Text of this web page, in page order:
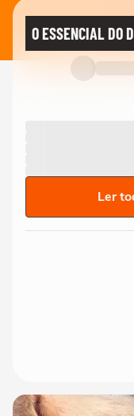
O ESSENCIAL DO
Ler